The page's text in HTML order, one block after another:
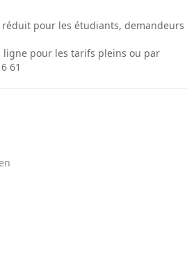
pour les étudiants, demandeurs
ligne pour les tarifs pleins ou par
61